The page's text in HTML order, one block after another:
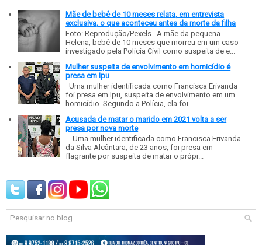
Mãe de bebê de 10 meses relata, em entrevista
exclusiva, o que aconteceu antes da morte da filha
Foto: Reprodução/Pexels A mãe da pequena
Helena, bebê de 10 meses que morreu em um caso
investigado pela Polícia Civil como suspeita de e...
Mulher suspeita de envolvimento em homicídio é
presa em Ipu
Uma mulher identificada como Francisca Erivanda
foi presa em Ipu, suspeita de envolvimento em um
homicídio. Segundo a Polícia, ela foi...
Acusada de matar o marido em 2021 volta a ser
presa por nova morte
Uma mulher identificada como Francisca Erivanda
da Silva Alcântara, de 23 anos, foi presa em
flagrante por suspeita de matar o própr...